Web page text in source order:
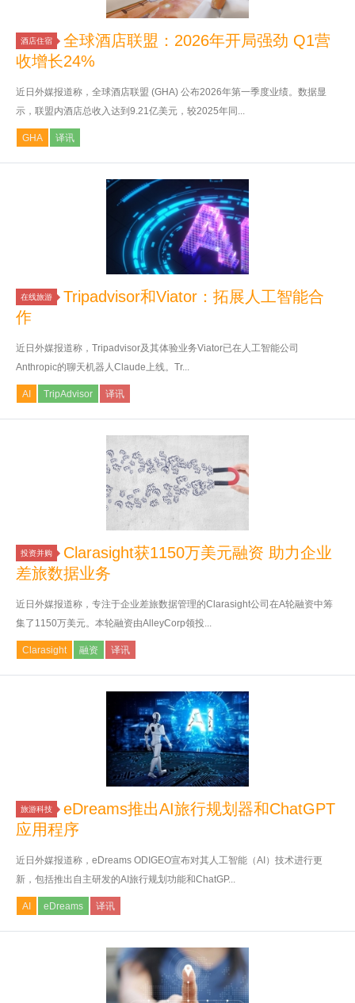
酒店住宿
全球酒店联盟：2026年开局强劲 Q1营
收增长24%
近日外媒报道称，全球酒店联盟 (GHA) 公布2026年第一季度业绩。数据显
示，联盟内酒店总收入达到9.21亿美元，较2025年同...
GHA 译讯
在线旅游
Tripadvisor和Viator：拓展人工智能合
作
近日外媒报道称，Tripadvisor及其体验业务Viator已在人工智能公司
Anthropic的聊天机器人Claude上线。Tr...
AI TripAdvisor 译讯
投资并购
Clarasight获1150万美元融资 助力企业
差旅数据业务
近日外媒报道称，专注于企业差旅数据管理的Clarasight公司在A轮融资中筹
集了1150万美元。本轮融资由AlleyCorp领投...
Clarasight 融资 译讯
旅游科技
eDreams推出AI旅行规划器和ChatGPT
应用程序
近日外媒报道称，eDreams ODIGEO宣布对其人工智能（AI）技术进行更
新，包括推出自主研发的AI旅行规划功能和ChatGP...
AI eDreams 译讯